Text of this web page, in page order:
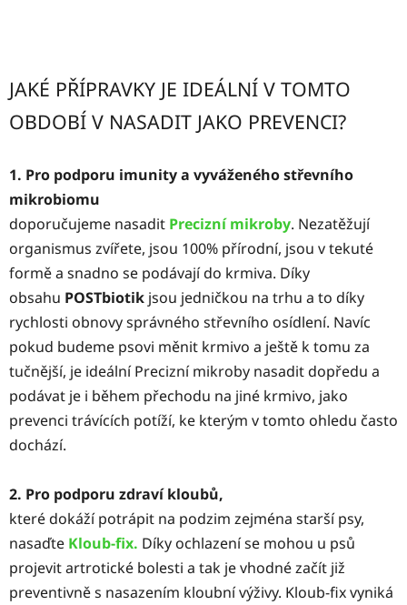
JAKÉ PŘÍPRAVKY JE IDEÁLNÍ V TOMTO
OBDOBÍ V NASADIT JAKO PREVENCI?
1. Pro podporu imunity a vyváženého střevního
mikrobiomu
doporučujeme nasadit Precizní mikroby. Nezatěžují
organismus zvířete, jsou 100% přírodní, jsou v tekuté
formě a snadno se podávají do krmiva. Díky
obsahu POSTbiotik jsou jedničkou na trhu a to díky
rychlosti obnovy správného střevního osídlení. Navíc
pokud budeme psovi měnit krmivo a ještě k tomu za
tučnější, je ideální Precizní mikroby nasadit dopředu a
podávat je i během přechodu na jiné krmivo, jako
prevenci trávících potíží, ke kterým v tomto ohledu často
dochází.
2. Pro podporu zdraví kloubů,
které dokáží potrápit na podzim zejména starší psy,
nasaďte Kloub-fix. Díky ochlazení se mohou u psů
projevit artrotické bolesti a tak je vhodné začít již
preventivně s nasazením kloubní výživy. Kloub-fix vyniká